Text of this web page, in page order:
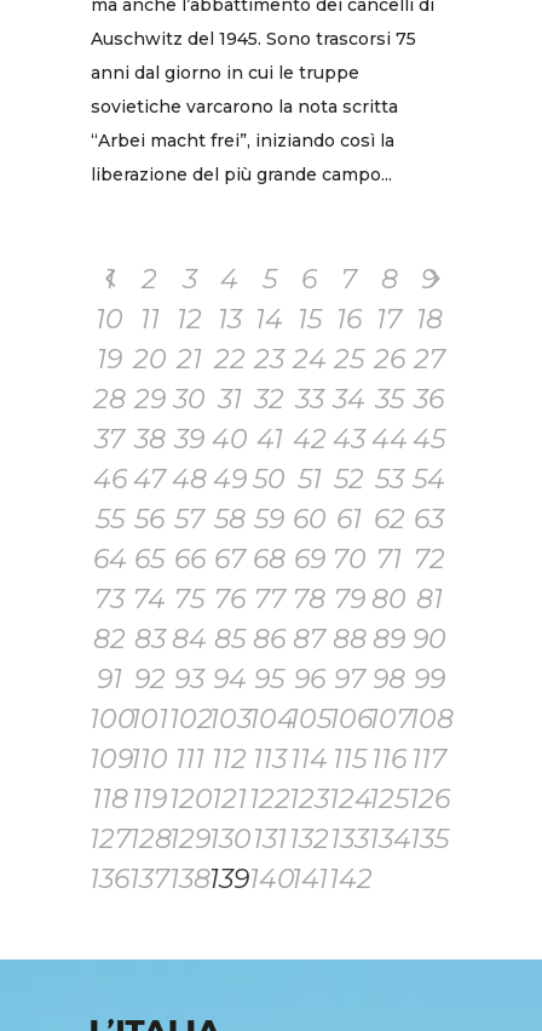
ma anche l’abbattimento dei cancelli di
Auschwitz del 1945. Sono trascorsi 75
anni dal giorno in cui le truppe
sovietiche varcarono la nota scritta
“Arbei macht frei”, iniziando così la
liberazione del più grande campo...
1 2 3 4 5 6 7 8
9
10
11 12 13 14 15 16 17 18
19 20 21 22 23 24 25 26 27
28 29 30 31 32 33 34 35 36
37 38 39 40 41 42 434445
46 474849 50 51 52 53 54
55 56 57 58 59 60 61 62 63
64 65 66 67 68 69 70 71 72
73 74 75 76 77 78 79 80 81
82 83 84 85 86 87 88 89 90
91 92 93 94 95 96 97 98 99
100101102103104105106107108
109110 111 112 113 114 115 116 117
118 119120121122123124125126
127128129130131132133134135
136137138139140141142